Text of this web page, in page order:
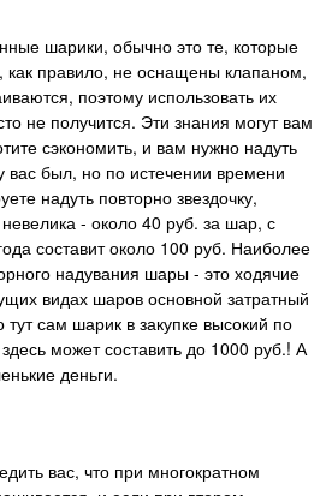
шарики, обычно это те, которые
как правило, не оснащены клапаном,
поэтому использовать их
не получится. Эти знания могут вам
сэкономить, и вам нужно надуть
вас был, но по истечении времени
надуть повторно звездочку,
- около 40 руб. за шар, с
составит около 100 руб. Наиболее
надувания шары - это ходячие
видах шаров основной затратный
тут сам шарик в закупке высокий по
может составить до 1000 руб.! А
деньги.
вас, что при многократном